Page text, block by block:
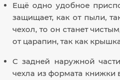
Ещё одно удобное
защищает, как от пыли,
чехол, то он станет
от царапин, так как
С задней наружной
чехла из формата книжки